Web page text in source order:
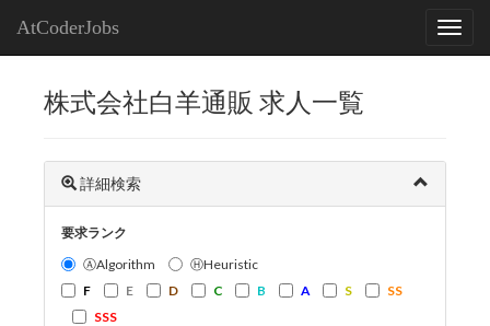
AtCoderJobs
株式会社白羊通販 求人一覧
詳細検索
要求ランク
ⒶAlgorithm
ⒽHeuristic
F
E D C B A S
SS
SSS